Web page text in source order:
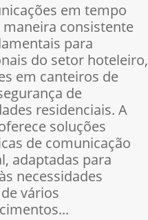
em tempo
maneira consistente
para
do setor hoteleiro,
em canteiros de
de
residenciais. A
soluções
de comunicação
adaptadas para
necessidades
vários